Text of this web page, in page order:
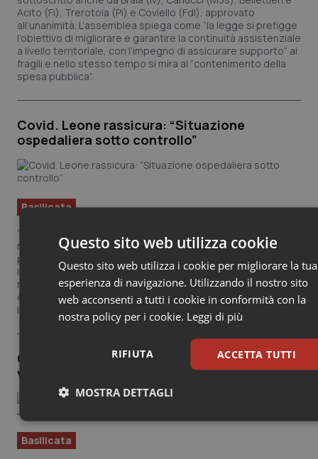
Acito (Fi), Trerotola (Pi) e Coviello (FdI), approvato
all’unanimità. L’assemblea spiega come “la legge si prefigge
l’obiettivo di migliorare e garantire la continuità assistenziale
a livello territoriale, con l’impegno di assicurare supporto” ai
fragili e nello stesso tempo si mira al “contenimento della
spesa pubblica”.
Covid. Leone rassicura: “Situazione
ospedaliera sotto controllo”
Basilicata
“Come certifica la Fondazione Gimbe: : la nostra regione è
molto al di sotto della soglia di emergenza, con il 7% dei
posti letto occupati in area medica, e lo 0% nelle terapie
intensive. La campagna vaccinale in Basilicata ha dei numeri
molto positivi, in perfetta media nazionale. Adesso
dobbiamo spingere maggiormente sulle terze dosi, anche
io” come Bardi “farò la dose booster nei prossimi giorni”.
Covid. A Potenza via ai richiami per chi si è
vaccinato con Janssen
Basilicata
Questo sito web utilizza cookie
Questo sito web utilizza i cookie per migliorare la tua
esperienza di navigazione. Utilizzando il nostro sito
web acconsenti a tutti i cookie in conformità con la
nostra policy per i cookie. Leggi di più
ACCETTA TUTTI
RIFIUTA
MOSTRA DETTAGLI
Necessari Statistici Marketing